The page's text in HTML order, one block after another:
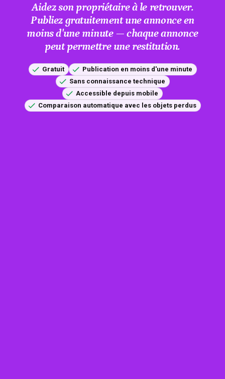
Aidez son propriétaire à le retrouver.
Publiez gratuitement une annonce en
moins d'une minute — chaque annonce
peut permettre une restitution.
Gratuit
Publication en moins d'une minute
Sans connaissance technique
Accessible depuis mobile
Comparaison automatique avec les objets perdus